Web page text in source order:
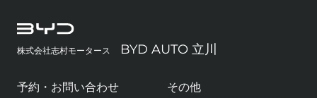
株式会社志村モータース BYD AUTO 立川
予約・お問い合わせ その他